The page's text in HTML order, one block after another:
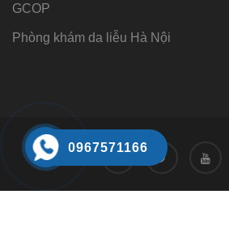
GCOP
Phòng khám da liễu Hà Nội
0967571166